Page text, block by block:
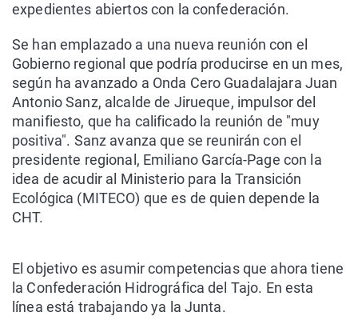
expedientes abiertos con la confederación.
Se han emplazado a una nueva reunión con el
Gobierno regional que podría producirse en un mes,
según ha avanzado a Onda Cero Guadalajara Juan
Antonio Sanz, alcalde de Jirueque, impulsor del
manifiesto, que ha calificado la reunión de "muy
positiva". Sanz avanza que se reunirán con el
presidente regional, Emiliano García-Page con la
idea de acudir al Ministerio para la Transición
Ecológica (MITECO) que es de quien depende la
CHT.
El objetivo es asumir competencias que ahora tiene
la Confederación Hidrográfica del Tajo. En esta
línea está trabajando ya la Junta.